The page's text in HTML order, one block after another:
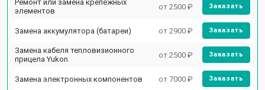
Ремонт или замена крепежных
элементов
от 2500 ₽ Заказать
Замена аккумулятора (батареи) от 2900 ₽ Заказать
Замена кабеля тепловизионного
прицела Yukon
от 2500 ₽ Заказать
Замена электронных компонентов от 7000 ₽ Заказать